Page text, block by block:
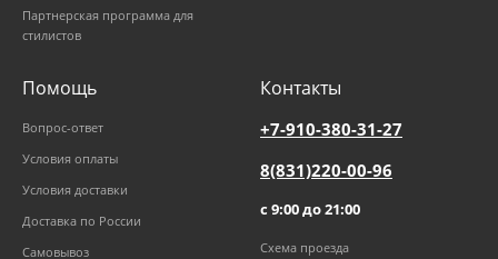
Партнерская программа для
стилистов
Помощь
Вопрос-ответ
Условия оплаты
Условия доставки
Доставка по России
Самовывоз
Контакты
+7-910-380-31-27
8(831)220-00-96
с 9:00 до 21:00
Схема проезда